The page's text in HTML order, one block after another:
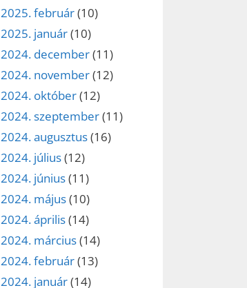
2025. február(10)
2025. január(10)
2024. december(11)
2024. november(12)
2024. október(12)
2024. szeptember(11)
2024. augusztus(16)
2024. július(12)
2024. június(11)
2024. május(10)
2024. április(14)
2024. március(14)
2024. február(13)
2024. január(14)